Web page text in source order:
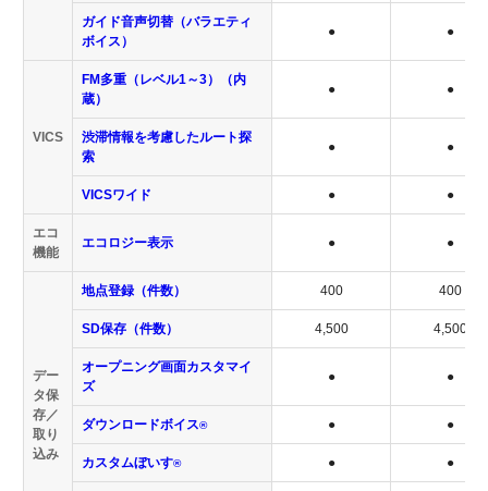
ガイド音声切替（バラエティ
ボイス）
● ●
VICS
FM多重（レベル1～3）（内
蔵）
● ●
渋滞情報を考慮したルート探
索
● ●
VICSワイド ● ●
エコ
機能
エコロジー表示 ● ●
デー
タ保
存／
取り
込み
地点登録（件数） 400 400
SD保存（件数） 4,500 4,500
オープニング画面カスタマイ
ズ
● ●
ダウンロードボイス® ● ●
カスタムぼいす® ● ●